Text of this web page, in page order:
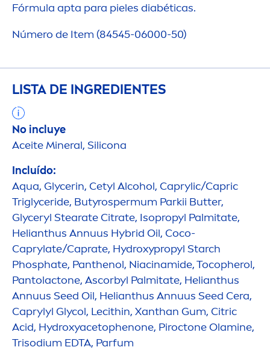
Fórmula apta para pieles diabéticas.
Número de Item (84545-06000-50)
LISTA DE INGREDIENTES
No incluye
Aceite Mineral, Silicona
Incluído:
Aqua, Glycerin, Cetyl Alcohol, Caprylic/Capric
Triglyceride, Butyrospermum Parkii Butter,
Glyceryl Stearate Citrate, Isopropyl Palmitate,
Helianthus Annuus Hybrid Oil, Coco-
Caprylate/Caprate, Hydroxypropyl Starch
Phosphate, Panthenol, Niacinamide, Tocopherol,
Pantolactone, Ascorbyl Palmitate, Helianthus
Annuus Seed Oil, Helianthus Annuus Seed Cera,
Caprylyl Glycol, Lecithin, Xanthan Gum, Citric
Acid, Hydroxyacetophenone, Piroctone Olamine,
Trisodium EDTA, Parfum